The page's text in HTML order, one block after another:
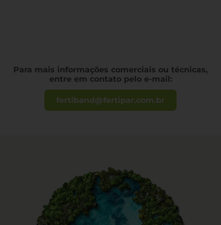
Para mais informações comerciais ou técnicas,
entre em contato pelo e-mail:
fertiband@fertipar.com.br